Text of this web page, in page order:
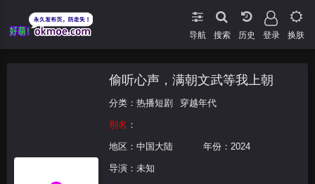
导航 搜索 登录 换肤
偷听心声，满朝文武等我上朝
分类： 热播短剧 穿越年代
别名 ：
地区： 中国大陆 年份： 2024
导演：未知